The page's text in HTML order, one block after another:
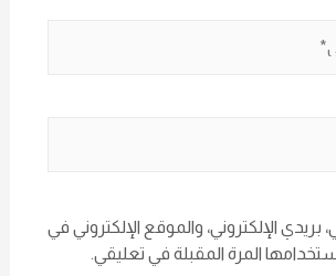
الإلكتروني، والموقع الإلكتروني في
المرة المقبلة في تعليقي.